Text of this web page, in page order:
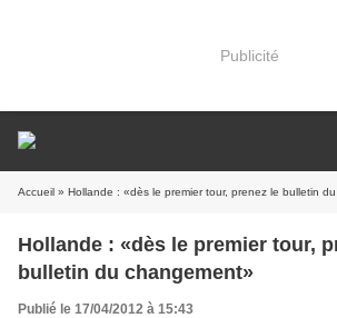
Publicité
Accueil » Hollande : «dès le premier tour, prenez le bulletin
Hollande : «dès le premier tour,
bulletin du changement»
Publié le 17/04/2012 à 15:43